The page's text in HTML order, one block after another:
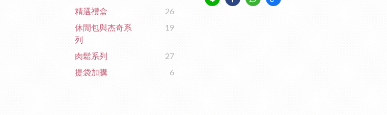
精選禮盒
26
休閒包與杰奇系
列
19
肉鬆系列
27
提袋加購
6